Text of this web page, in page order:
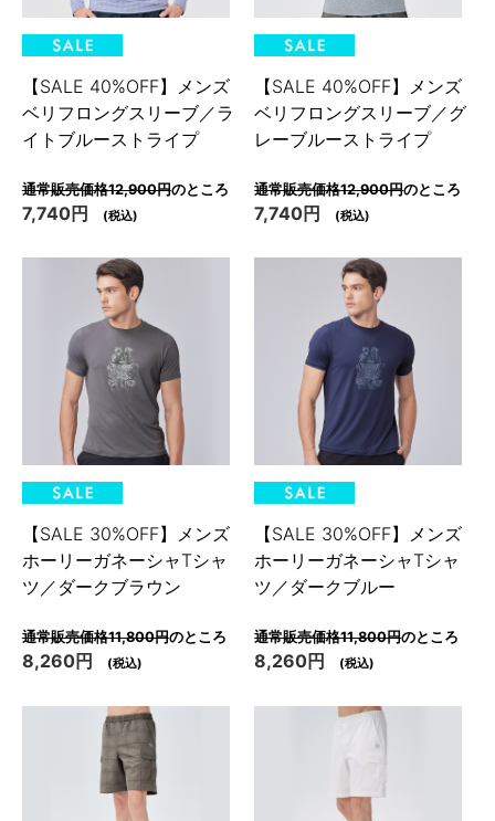
【SALE 40%OFF】メンズ
ベリフロングスリーブ／ラ
イトブルーストライプ
通常販売価格12,900円のところ
7,740円 (税込)
【SALE 40%OFF】メンズ
ベリフロングスリーブ／グ
レーブルーストライプ
通常販売価格12,900円のところ
7,740円 (税込)
【SALE 30%OFF】メンズ
ホーリーガネーシャTシャ
ツ／ダークブラウン
通常販売価格11,800円のところ
8,260円 (税込)
【SALE 30%OFF】メンズ
ホーリーガネーシャTシャ
ツ／ダークブルー
通常販売価格11,800円のところ
8,260円 (税込)